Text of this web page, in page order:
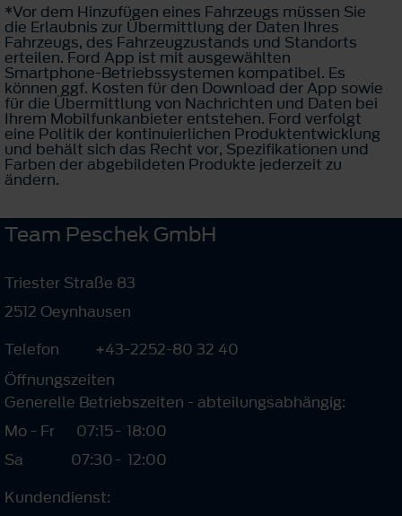
*Vor dem Hinzufügen eines Fahrzeugs müssen Sie
die Erlaubnis zur Übermittlung der Daten Ihres
Fahrzeugs, des Fahrzeugzustands und Standorts
erteilen. Ford App ist mit ausgewählten
Smartphone-Betriebssystemen kompatibel. Es
können ggf. Kosten für den Download der App sowie
für die Übermittlung von Nachrichten und Daten bei
Ihrem Mobilfunkanbieter entstehen. Ford verfolgt
eine Politik der kontinuierlichen Produktentwicklung
und behält sich das Recht vor, Spezifikationen und
Farben der abgebildeten Produkte jederzeit zu
ändern.
Team Peschek GmbH
Triester Straße 83
2512 Oeynhausen
Telefon
+43-2252-80 32 40
Öffnungszeiten
Generelle Betriebszeiten - abteilungsabhängig:
Mo - Fr
07:15- 18:00
Sa
07:30- 12:00
Kundendienst: